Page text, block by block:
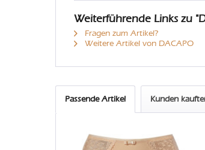
Weiterführende Links zu
Fragen zum Artikel?
Weitere Artikel von DACAPO
Passende Artikel Kunden